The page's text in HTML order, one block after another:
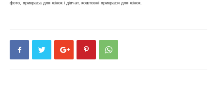
фото, прикраса для жінок і дівчат, коштовні прикраси для жінок.